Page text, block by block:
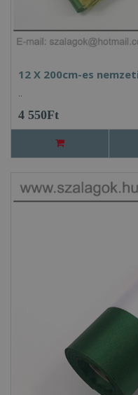
12 X 200cm-es
..
4 550Ft